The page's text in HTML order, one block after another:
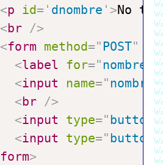
<p id= ' dnombre ' >No
<br />
<form method=" POST" id
<label for=" nombre ">
<input name=" nombre"
<br />
<input type="button"
<input type="button"
form>